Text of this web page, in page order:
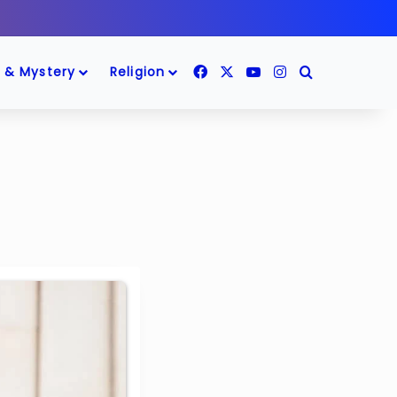
& Mystery Religion FacebookYouTubeInstagram